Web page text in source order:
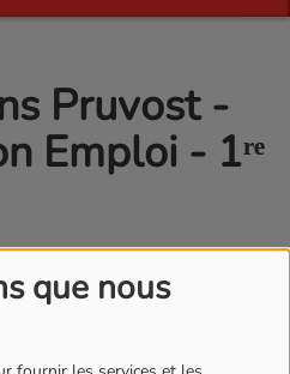
que nous
Pruvost -
Emploi - 1ʳᵉ